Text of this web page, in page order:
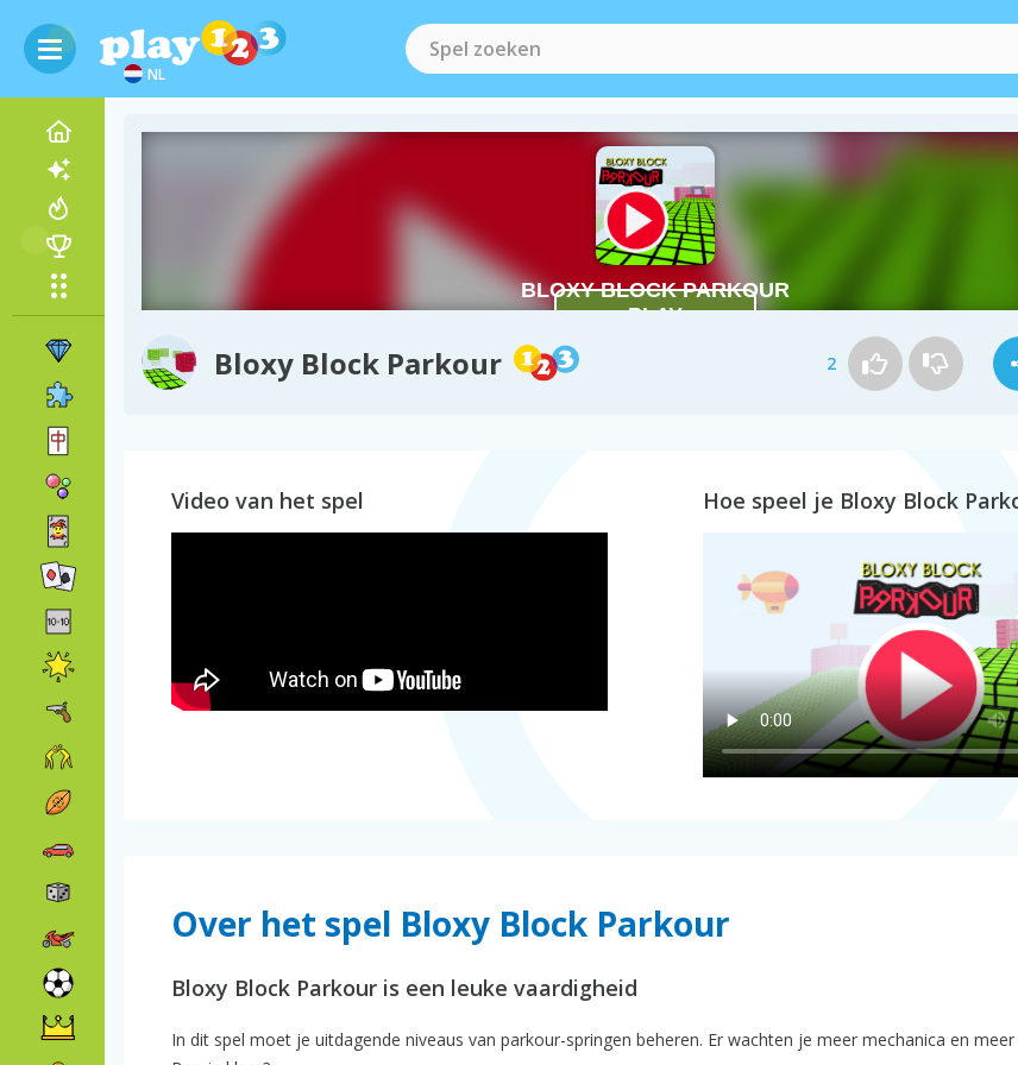
NL
Bloxy Block Parkour 2
Video van het spel Hoe speel je Bloxy Block
Over het spel Bloxy Block Parkour
Bloxy Block Parkour is een leuke vaardigheid
In dit spel moet je uitdagende niveaus van parkour-springen beheren. Er wachten je meer mechanica en